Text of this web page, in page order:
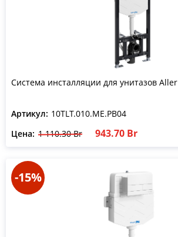
Система инсталляции для унитазов Aller
Артикул: 10TLT.010.ME.PB04
Цена: 1 110.30 Br 943.70 Br
-15%